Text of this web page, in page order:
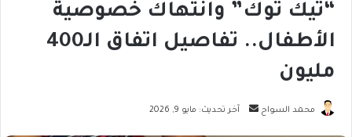
“تيك توك” وانتهاك خصوصية
الأطفال.. تفاصيل اتفاق الـ400
مليون
محمد السواح
أرسلآخر تحديث: مايو 9, 2026